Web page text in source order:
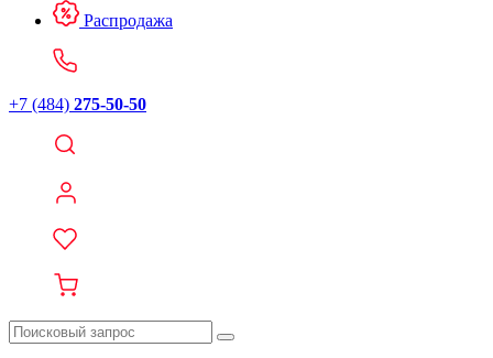
Распродажа
+7 (484) 275-50-50